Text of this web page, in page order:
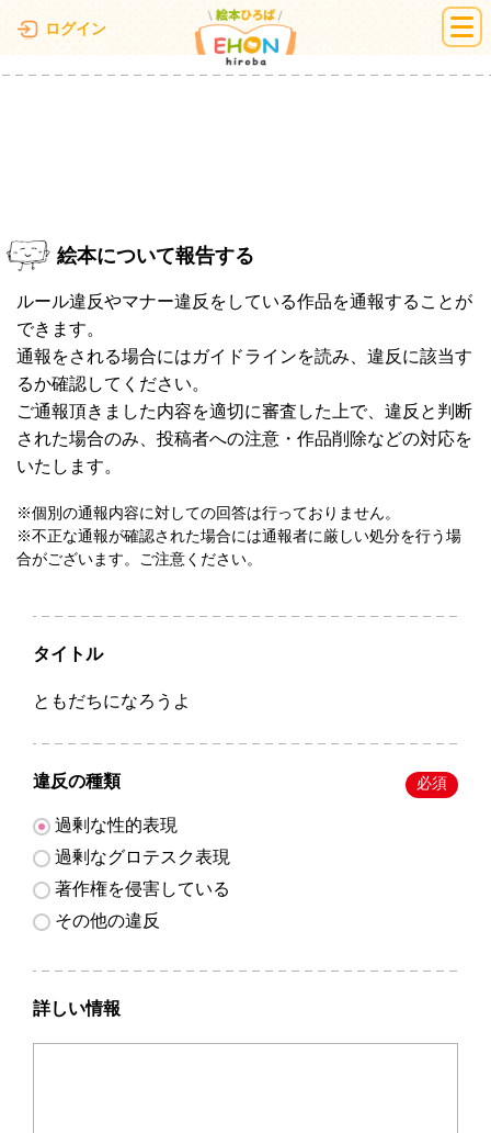
ログイン 絵本ひろば
絵本について報告する
ルール違反やマナー違反をしている作品を通報することが
できます。
通報をされる場合にはガイドラインを読み、違反に該当す
るか確認してください。
ご通報頂きました内容を適切に審査した上で、違反と判断
された場合のみ、投稿者への注意・作品削除などの対応を
いたします。
※個別の通報内容に対しての回答は行っておりません。
※不正な通報が確認された場合には通報者に厳しい処分を行う場
合がございます。ご注意ください。
タイトル
ともだちになろうよ
違反の種類 必須
過剰な性的表現
過剰なグロテスク表現
著作権を侵害している
その他の違反
詳しい情報